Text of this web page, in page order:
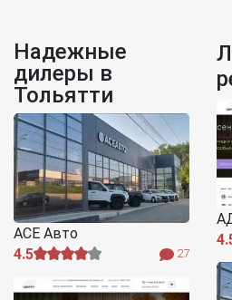
Надежные
дилеры в
Тольятти
АСЕ Авто
4.5
27